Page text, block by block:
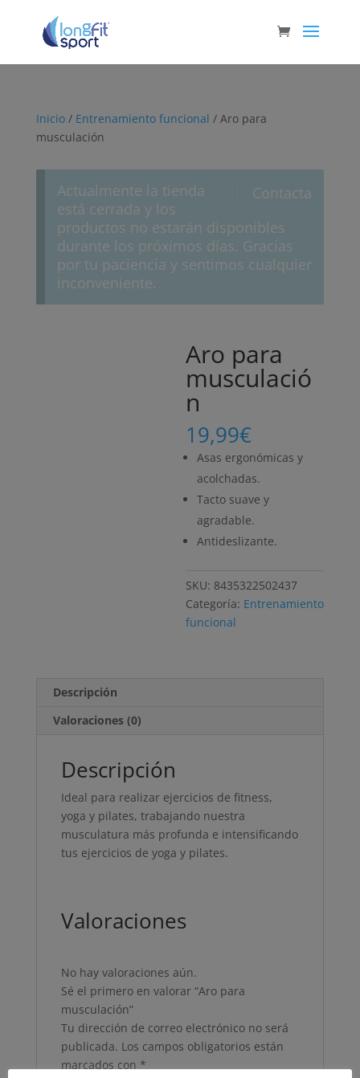
Inicio/ Entrenamiento funcional / Aro para
musculación
Contacta
Actualmente la tienda
está cerrada y los
productos no estarán disponibles
durante los próximos días. Gracias
por tu paciencia y sentimos cualquier
inconveniente.
Aro para
musculació
n
19,99€
Asas ergonómicas y
acolchadas.
Tacto suave y
agradable.
Antideslizante.
SKU: 8435322502437
Categoría: Entrenamiento
funcional
Descripción
Valoraciones (0)
Descripción
Ideal para realizar ejercicios de fitness,
yoga y pilates, trabajando nuestra
musculatura más profunda e intensificando
tus ejercicios de yoga y pilates.
Valoraciones
No hay valoraciones aún.
Sé el primero en valorar “Aro para
musculación”
Tu dirección de correo electrónico no será
publicada. Los campos obligatorios están
marcados con *